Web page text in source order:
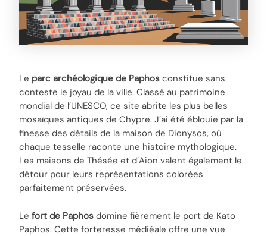
Le parc archéologique de Paphos constitue sans
conteste le joyau de la ville. Classé au patrimoine
mondial de l’UNESCO, ce site abrite les plus belles
mosaïques antiques de Chypre. J’ai été éblouie par la
finesse des détails de la maison de Dionysos, où
chaque tesselle raconte une histoire mythologique.
Les maisons de Thésée et d’Aion valent également le
détour pour leurs représentations colorées
parfaitement préservées.
Lefort de Paphos domine fièrement le port de Kato
Paphos. Cette forteresse médiéale offre une vue